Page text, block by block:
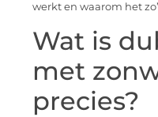
werkt en waarom het
Wat is
met
precies?